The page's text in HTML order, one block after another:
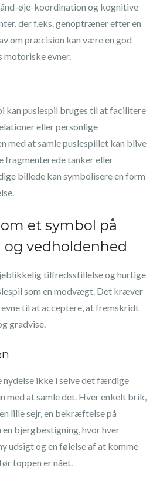
øje-koordination og kognitive
der f.eks. genoptræner efter en
om præcision kan være en god
motoriske evner.
kan puslespil bruges til at facilitere
eller personlige
med at samle puslespillet kan blive
fragmenterede tanker eller
billede kan symbolisere en form
et symbol på
vedholdenhed
tilfredsstillelse og hurtige
som en modvægt. Det kræver
til at acceptere, at fremskridt
gradvise.
ikke i selve det færdige
med at samle det. Hver enkelt brik,
lille sejr, en bekræftelse på
bjergbestigning, hvor hver
udsigt og en følelse af at komme
toppen er nået.